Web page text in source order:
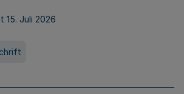
15. Juli 2026